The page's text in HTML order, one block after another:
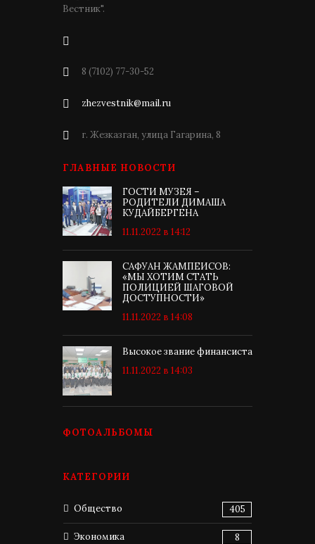
Вестник".
8 (7102) 77-30-52
zhezvestnik@mail.ru
г. Жезказган, улица Гагарина, 8
ГЛАВНЫЕ НОВОСТИ
ГОСТИ МУЗЕЯ –
РОДИТЕЛИ ДИМАША
КУДАЙБЕРГЕНА
11.11.2022 в 14:12
САФУАН ЖАМПЕИСОВ:
«МЫ ХОТИМ СТАТЬ
ПОЛИЦИЕЙ ШАГОВОЙ
ДОСТУПНОСТИ»
11.11.2022 в 14:08
Высокое звание финансиста
11.11.2022 в 14:03
ФОТОАЛЬБОМЫ
КАТЕГОРИИ
Общество 405
Экономика 8